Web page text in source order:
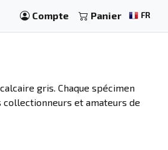
Compte Panier FR
gris. Chaque spécimen
et amateurs de